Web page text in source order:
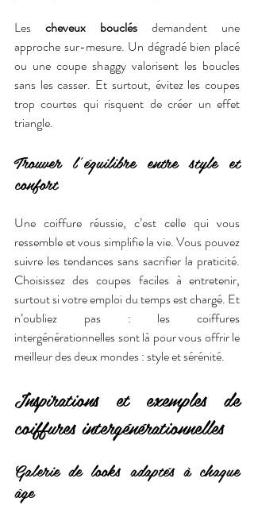
Les cheveux bouclés demandent une
approche sur-mesure. Un dégradé bien placé
ou une coupe shaggy valorisent les boucles
sans les casser. Et surtout, évitez les coupes
trop courtes qui risquent de créer un effet
triangle.
Trouver l’équilibre entre style et
confort
Une coiffure réussie, c’est celle qui vous
ressemble et vous simplifie la vie. Vous pouvez
suivre les tendances sans sacrifier la praticité.
Choisissez des coupes faciles à entretenir,
surtout si votre emploi du temps est chargé. Et
n’oubliez pas : les coiffures
intergénérationnelles sont là pour vous offrir le
meilleur des deux mondes : style et sérénité.
Inspirations et exemples de
coiffures intergénérationnelles
Galerie de looks adaptés à chaque
âge